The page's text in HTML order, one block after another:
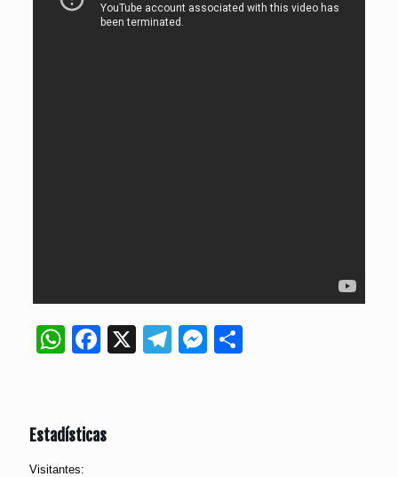
WhatsApp
Facebook
X Telegram
Messenger
Estadísticas
Visitantes: